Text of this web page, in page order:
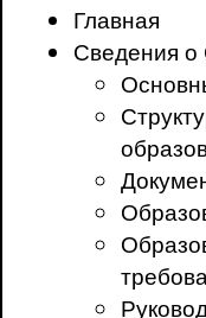
Главная
Сведения